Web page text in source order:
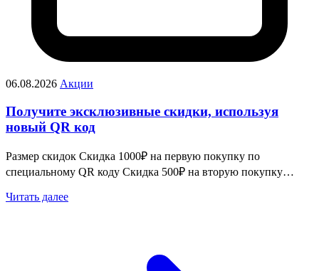
06.08.2026 Акции
Получите эксклюзивные скидки, используя
новый QR код
Размер скидок Скидка 1000₽ на первую покупку по
специальному QR коду Скидка 500₽ на вторую покупку…
Читать далее